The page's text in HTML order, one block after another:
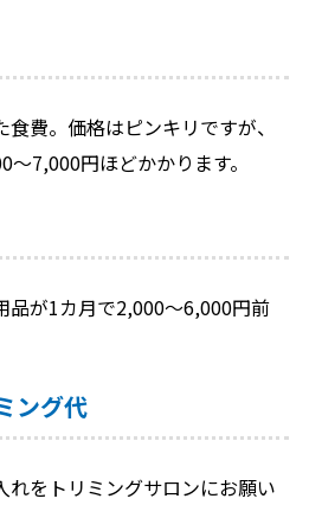
費。価格はピンキリですが、
7,000円ほどかかります。
品が1カ月で2,000～6,000円前
ング代
れをトリミングサロンにお願い